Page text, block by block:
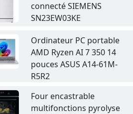
connecté SIEMENS
SN23EW03KE
Ordinateur PC portable
AMD Ryzen AI 7 350 14
pouces ASUS A14-61M-
R5R2
Four encastrable
multifonctions pyrolyse